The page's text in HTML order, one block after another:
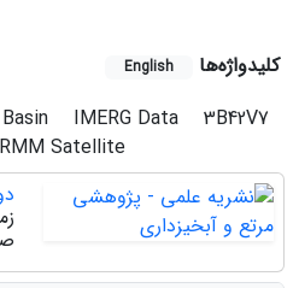
کلیدواژه‌ها English
IMERG Data
3B42V7
Satellite